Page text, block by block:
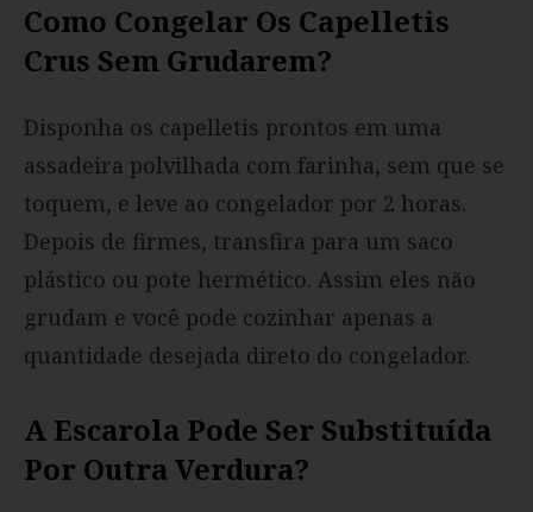
Como Congelar Os Capelletis
Crus Sem Grudarem?
Disponha os capelletis prontos em uma
assadeira polvilhada com farinha, sem que se
toquem, e leve ao congelador por 2 horas.
Depois de firmes, transfira para um saco
plástico ou pote hermético. Assim eles não
grudam e você pode cozinhar apenas a
quantidade desejada direto do congelador.
A Escarola Pode Ser Substituída
Por Outra Verdura?